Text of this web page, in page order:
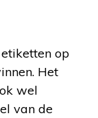
op
Het
wel
van de